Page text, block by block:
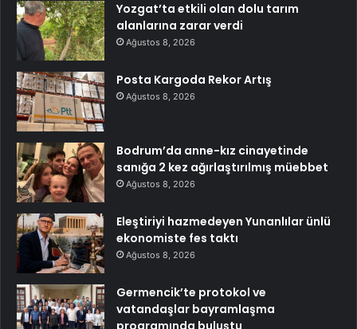
Yozgat’ta etkili olan dolu tarım
alanlarına zarar verdi
Ağustos 8, 2026
Posta Kargoda Rekor Artış
Ağustos 8, 2026
Bodrum’da anne-kız cinayetinde
sanığa 2 kez ağırlaştırılmış müebbet
Ağustos 8, 2026
Eleştiriyi hazmedeyen Yunanlılar ünlü
ekonomiste fes taktı
Ağustos 8, 2026
Germencik’te protokol ve
vatandaşlar bayramlaşma